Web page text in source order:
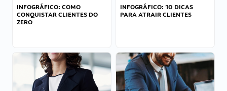
INFOGRÁFICO: COMO
CONQUISTAR CLIENTES DO
ZERO
INFOGRÁFICO: 10 DICAS
PARA ATRAIR CLIENTES